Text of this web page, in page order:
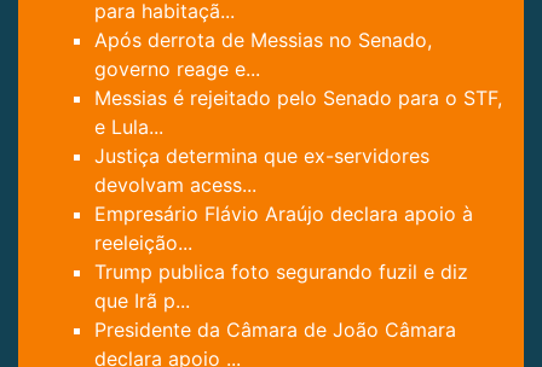
para habitaçã...
Após derrota de Messias no Senado,
governo reage e...
Messias é rejeitado pelo Senado para o STF,
e Lula...
Justiça determina que ex-servidores
devolvam acess...
Empresário Flávio Araújo declara apoio à
reeleição...
Trump publica foto segurando fuzil e diz
que Irã p...
Presidente da Câmara de João Câmara
declara apoio ...